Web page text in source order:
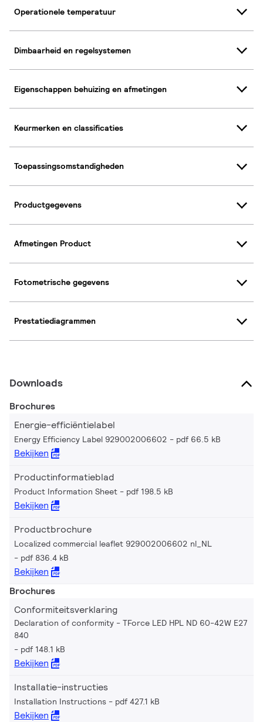
Operationele temperatuur
Dimbaarheid en regelsystemen
Eigenschappen behuizing en afmetingen
Keurmerken en classificaties
Toepassingsomstandigheden
Productgegevens
Afmetingen Product
Fotometrische gegevens
Prestatiediagrammen
Downloads
Brochures
Energie-efficiëntielabel
Energy Efficiency Label 929002006602 pdf 66.5 kB
Bekijken
Productinformatieblad
Product Information Sheet pdf 198.5 kB
Bekijken
Productbrochure
Localized commercial leaflet 929002006602 nl_NL
pdf 836.4 kB
Bekijken
Brochures
Conformiteitsverklaring
Declaration of conformity - TForce LED HPL ND 60-42W E27
840
pdf 148.1 kB
Bekijken
Installatie-instructies
Installation Instructions pdf 427.1 kB
Bekijken